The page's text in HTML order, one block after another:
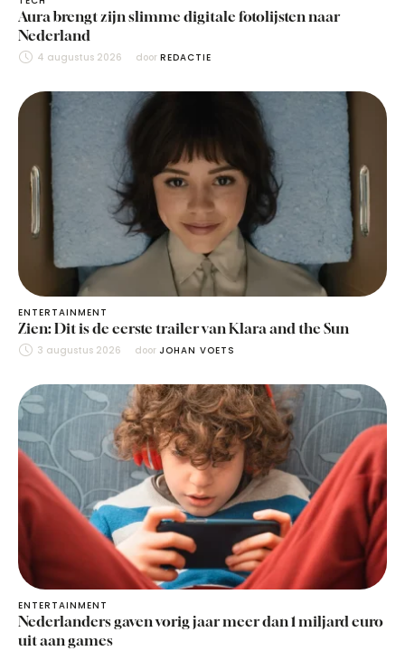
Aura brengt zijn slimme digitale fotolijsten naar
Nederland
4 augustus 2026 door REDACTIE
ENTERTAINMENT
Zien: Dit is de eerste trailer van Klara and the Sun
3 augustus 2026 door JOHAN VOETS
ENTERTAINMENT
Nederlanders gaven vorig jaar meer dan 1 miljard euro
uit aan games